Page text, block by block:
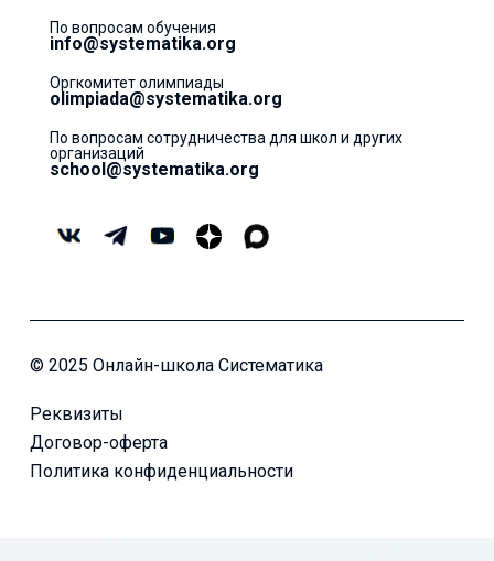
По вопросам обучения
info@systematika.org
Оргкомитет олимпиады
olimpiada@systematika.org
По вопросам сотрудничества для школ и других
организаций
school@systematika.org
© 2025 Онлайн-школа Систематика
Реквизиты
Договор-оферта
Политика конфиденциальности